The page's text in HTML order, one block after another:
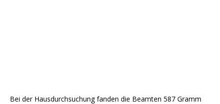
Bei der Hausdurchsuchung fanden die Beamten 587 Gramm